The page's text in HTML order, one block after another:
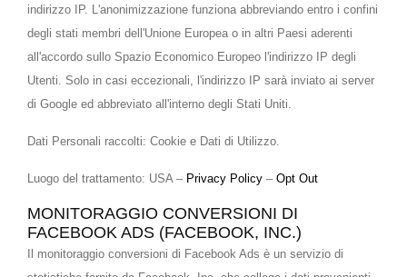
indirizzo IP. L'anonimizzazione funziona abbreviando entro i confini
degli stati membri dell'Unione Europea o in altri Paesi aderenti
all'accordo sullo Spazio Economico Europeo l'indirizzo IP degli
Utenti. Solo in casi eccezionali, l'indirizzo IP sarà inviato ai server
di Google ed abbreviato all'interno degli Stati Uniti.
Dati Personali raccolti: Cookie e Dati di Utilizzo.
Luogo del trattamento: USA – Privacy Policy – Opt Out
MONITORAGGIO CONVERSIONI DI
FACEBOOK ADS (FACEBOOK, INC.)
Il monitoraggio conversioni di Facebook Ads è un servizio di